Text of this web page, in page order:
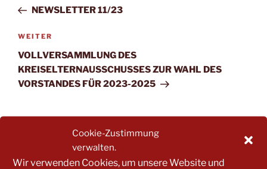
Cookie-Zustimmung
verwalten.
Wir verwenden Cookies, um unsere Website und
Beitrag
NEWSLETTER 11/23
Nächster
Beitrag
WEITER
VOLLVERSAMMLUNG DES
KREISELTERNAUSSCHUSSES ZUR WAHL DES
VORSTANDES FÜR 2023-2025